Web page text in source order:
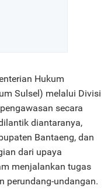
Hukum
Sulsel) melalui Divisi
secara
diantaranya,
Bantaeng, dan
dari upaya
menjalankan tugas
perundang-undangan.